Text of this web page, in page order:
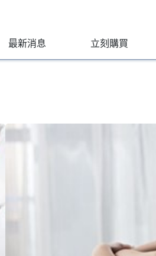
最新消息 立刻購買